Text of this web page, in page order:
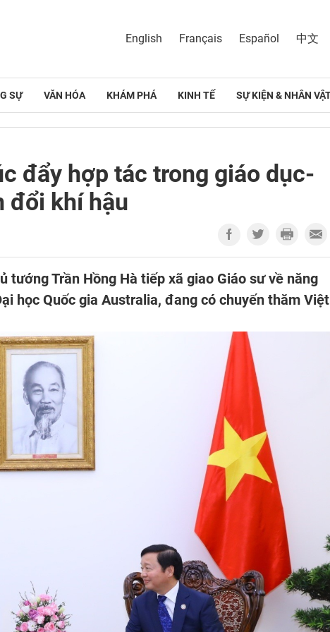
English Français Español 中文
SỰ VĂN HÓA KHÁM PHÁ KINH TẾ SỰ KIỆN & NHÂN
đẩy hợp tác trong giáo dục-
đổi khí hậu
tướng Trần Hồng Hà tiếp xã giao Giáo sư về năng
học Quốc gia Australia, đang có chuyến thăm Việt